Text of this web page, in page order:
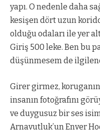
yapı. O nedenle daha
kesişen dört uzun
olduğu odaları ile yer
Giriş 500 leke. Ben bu
düşünmesem de
Girer girmez,
insanın fotoğrafını
ve duygusuz bir ses
Arnavutluk’un Enver